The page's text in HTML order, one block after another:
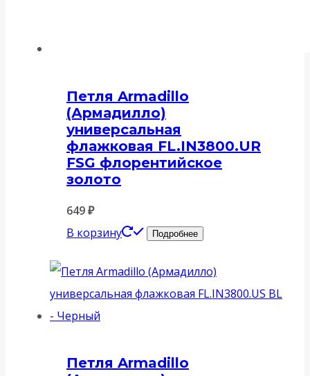
Петля Armadillo
(Армадилло)
универсальная
флажковая FL.IN3800.UR
FSG флорентийское
золото
649₽
В корзину
Подробнее
Петля Armadillo